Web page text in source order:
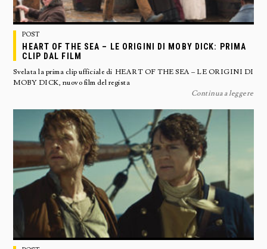
POST
HEART OF THE SEA – LE ORIGINI DI MOBY DICK: PRIMA
CLIP DAL FILM
Svelata la prima clip ufficiale di HEART OF THE SEA – LE ORIGINI DI
MOBY DICK, nuovo film del regista
Continua a leggere